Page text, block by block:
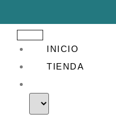
INICIO
TIENDA